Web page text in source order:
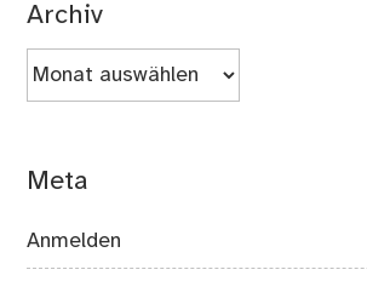
Archiv
Archiv
Meta
Anmelden